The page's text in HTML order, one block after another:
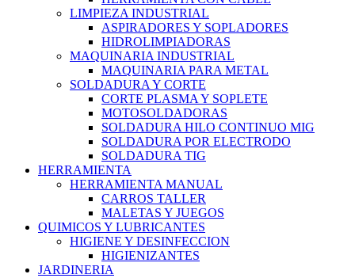
LIMPIEZA INDUSTRIAL
ASPIRADORES Y SOPLADORES
HIDROLIMPIADORAS
MAQUINARIA INDUSTRIAL
MAQUINARIA PARA METAL
SOLDADURA Y CORTE
CORTE PLASMA Y SOPLETE
MOTOSOLDADORAS
SOLDADURA HILO CONTINUO MIG
SOLDADURA POR ELECTRODO
SOLDADURA TIG
HERRAMIENTA
HERRAMIENTA MANUAL
CARROS TALLER
MALETAS Y JUEGOS
QUIMICOS Y LUBRICANTES
HIGIENE Y DESINFECCION
HIGIENIZANTES
JARDINERIA